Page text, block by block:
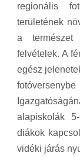
regionális
területének
a természet
felvételek. A
egész
alapiskolák
diákok
vidéki járás